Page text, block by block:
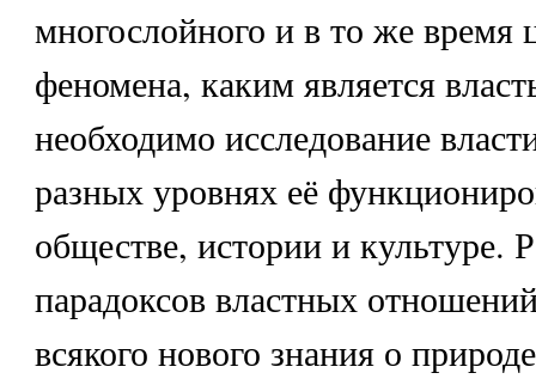
многослойного и в то же время
феномена, каким является
необходимо исследование
разных уровнях её
обществе, истории и культуре.
парадоксов властных
всякого нового знания о